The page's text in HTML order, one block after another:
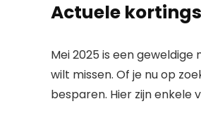
Actuele
Mei 2025 is een
wilt missen. Of je nu op
besparen. Hier zijn enkele